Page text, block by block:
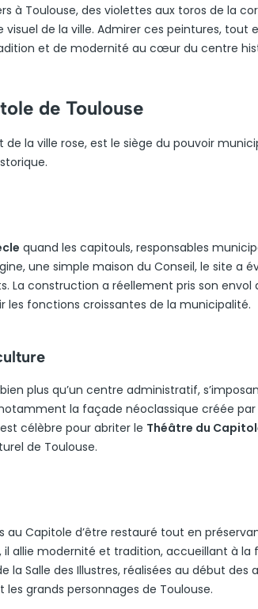
à Toulouse, des violettes aux toros de la
de la ville. Admirer ces peintures, tout
et de modernité au cœur du centre
de Toulouse
la ville rose, est le siège du pouvoir
quand les capitouls, responsables
une simple maison du Conseil, le site a
La construction a réellement pris son envol
les fonctions croissantes de la municipalité.
plus qu’un centre administratif,
la façade néoclassique créée
célèbre pour abriter le Théâtre du
de Toulouse.
au Capitole d’être restauré tout en
il allie modernité et tradition, accueillant à
la Salle des Illustres, réalisées au début des
grands personnages de Toulouse.